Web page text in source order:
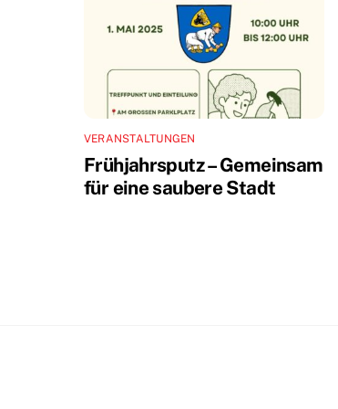
VERANSTALTUNGEN
Frühjahrsputz – Gemeinsam
für eine saubere Stadt